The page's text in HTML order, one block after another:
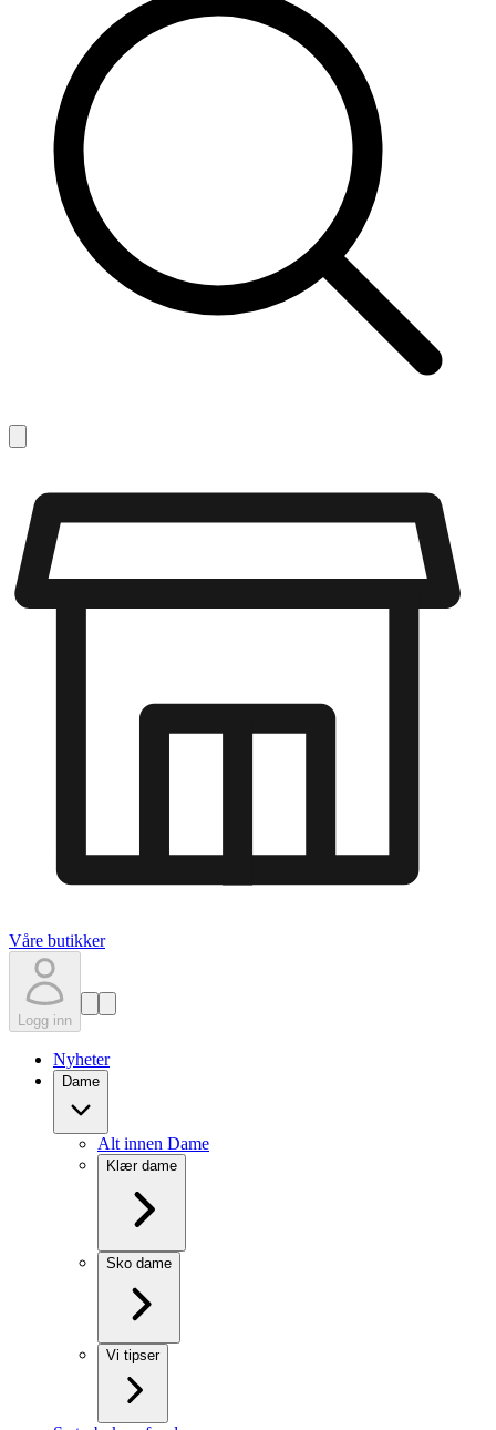
Våre butikker
Logg inn
Nyheter
Dame
Alt innen Dame
Klær dame
Sko dame
Vi tipser